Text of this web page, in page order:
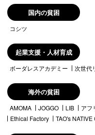
国内の貧困
コシツ
起業支援・人材育成
ボーダレスアカデミー 次世代
海外の貧困
AMOMA JOGGO LIB アフ
Ethical Factory
TAO's